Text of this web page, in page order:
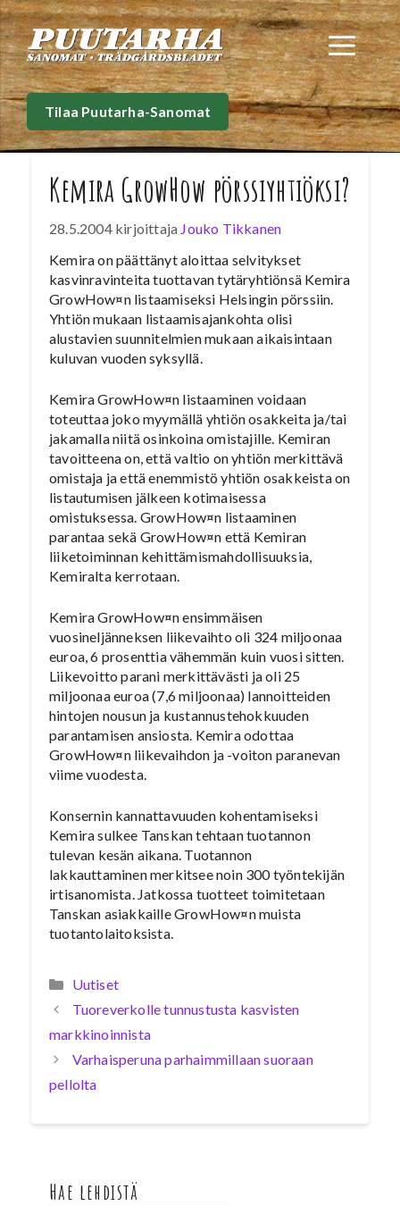
Siirry
sisältöön
Tilaa Puutarha-Sanomat
Kemira GrowHow pörssiyhtiöksi?
28.5.2004 kirjoittaja Jouko Tikkanen
Kemira on päättänyt aloittaa selvitykset
kasvinravinteita tuottavan tytäryhtiönsä Kemira
GrowHow¤n listaamiseksi Helsingin pörssiin.
Yhtiön mukaan listaamisajankohta olisi
alustavien suunnitelmien mukaan aikaisintaan
kuluvan vuoden syksyllä.
Kemira GrowHow¤n listaaminen voidaan
toteuttaa joko myymällä yhtiön osakkeita ja/tai
jakamalla niitä osinkoina omistajille. Kemiran
tavoitteena on, että valtio on yhtiön merkittävä
omistaja ja että enemmistö yhtiön osakkeista on
listautumisen jälkeen kotimaisessa
omistuksessa. GrowHow¤n listaaminen
parantaa sekä GrowHow¤n että Kemiran
liiketoiminnan kehittämismahdollisuuksia,
Kemiralta kerrotaan.
Kemira GrowHow¤n ensimmäisen
vuosineljänneksen liikevaihto oli 324 miljoonaa
euroa, 6 prosenttia vähemmän kuin vuosi sitten.
Liikevoitto parani merkittävästi ja oli 25
miljoonaa euroa (7,6 miljoonaa) lannoitteiden
hintojen nousun ja kustannustehokkuuden
parantamisen ansiosta. Kemira odottaa
GrowHow¤n liikevaihdon ja -voiton paranevan
viime vuodesta.
Konsernin kannattavuuden kohentamiseksi
Kemira sulkee Tanskan tehtaan tuotannon
tulevan kesän aikana. Tuotannon
lakkauttaminen merkitsee noin 300 työntekijän
irtisanomista. Jatkossa tuotteet toimitetaan
Tanskan asiakkaille GrowHow¤n muista
tuotantolaitoksista.
Kategoriat
Uutiset
Tuoreverkolle tunnustusta kasvisten
markkinoinnista
Varhaisperuna parhaimmillaan suoraan
pellolta
Hae lehdistä